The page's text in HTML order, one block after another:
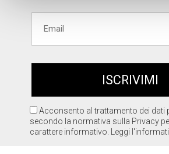
Acconsento al trattamento dei dati
secondo la normativa sulla Privacy
carattere informativo.
Leggi